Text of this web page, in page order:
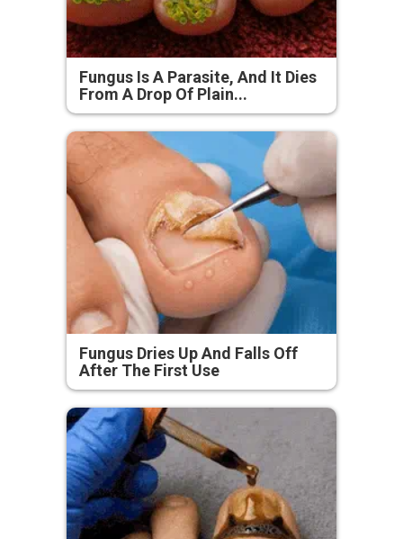
Fungus Is A Parasite, And It Dies
From A Drop Of Plain...
Fungus Dries Up And Falls Off
After The First Use